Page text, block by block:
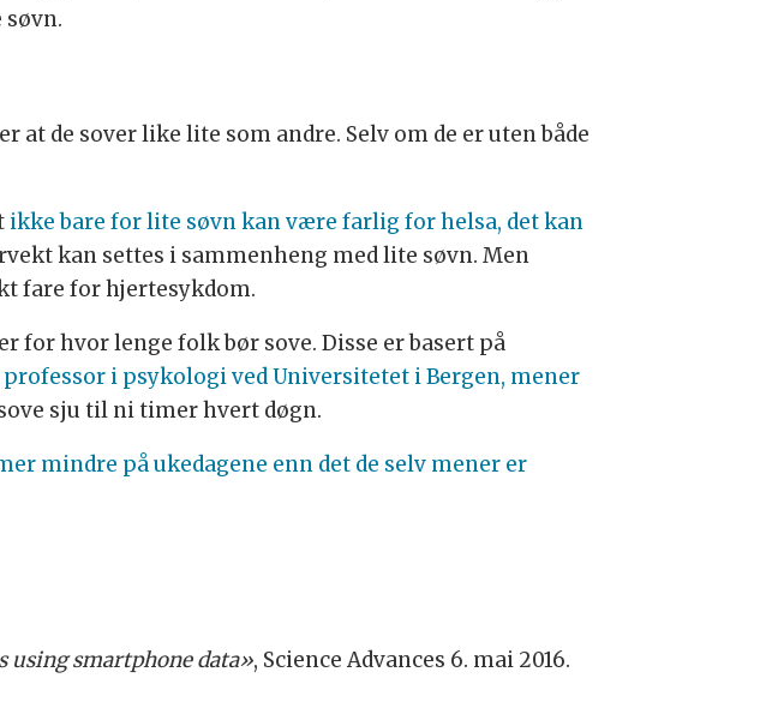
at de sover like lite som andre. Selv om de er uten både
ikke bare for lite søvn kan være farlig for helsa, det kan
kan settes i sammenheng med lite søvn. Men
fare for hjertesykdom.
hvor lenge folk bør sove. Disse er basert på
i psykologi ved Universitetet i Bergen, mener
sju til ni timer hvert døgn.
mindre på ukedagene enn det de selv mener er
using smartphone data», Science Advances 6. mai 2016.